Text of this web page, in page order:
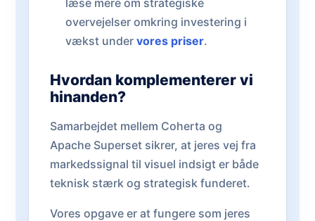
læse mere om strategiske
overvejelser omkring investering i
vækst under vores priser.
Hvordan komplementerer vi
hinanden?
Samarbejdet mellem Coherta og
Apache Superset sikrer, at jeres vej fra
markedssignal til visuel indsigt er både
teknisk stærk og strategisk funderet.
Vores opgave er at fungere som jeres